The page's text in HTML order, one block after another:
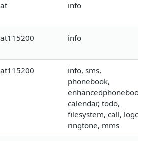
at info
at115200 info
at115200
info, sms,
phonebook,
enhancedphonebook,
calendar, todo,
filesystem, call, logo,
ringtone, mms